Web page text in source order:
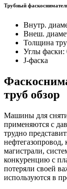
Трубный
Внутр.
Внеш.
Толщина
Углы фаски:
J-фаска
труб обзор
Машины для
применяются с
трудно
нефтегазопровод,
магистрали,
конкуренцию с
потеряли своей
используются в